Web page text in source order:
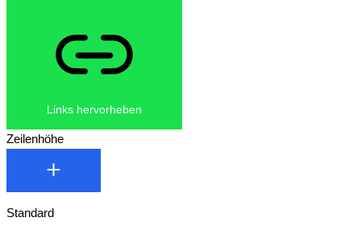
Links hervorheben
Zeilenhöhe
Standard